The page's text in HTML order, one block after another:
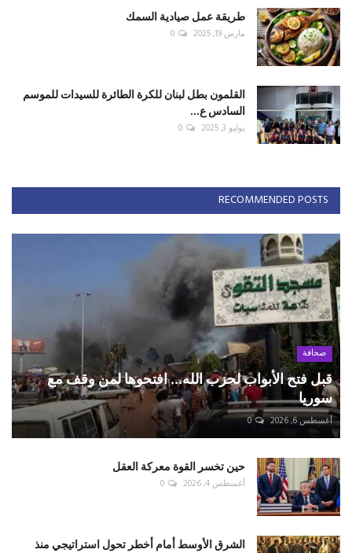
طريقة عمل صيادية السمك
مارس 19, 2025 0
القلمون بطل لبنان للكرة الطائرة للسيدات للموسم
السادس ع...
يوليو 3, 2025 0
RECOMMENDED POSTS
صحافة
قبل فتح الأبواب لحزب الله... افتحوها لمن وقف مع
سوريا
أغسطس 6, 2026 0
حين تخسر القوة معركة العقل
أغسطس 4, 2026 0
الشرق الأوسط أمام أخطر تحول استراتيجي منذ